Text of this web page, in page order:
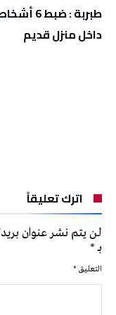
طبربة :
داخل منزل قديم
اترك تعليقاً
لن يتم نشر عنوان
بـ*
التعليق *